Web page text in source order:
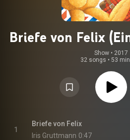
Briefe von Felix
auf Show • 2017
32 songs • 53
1
Briefe von Felix
Iris Gruttmann 0:47